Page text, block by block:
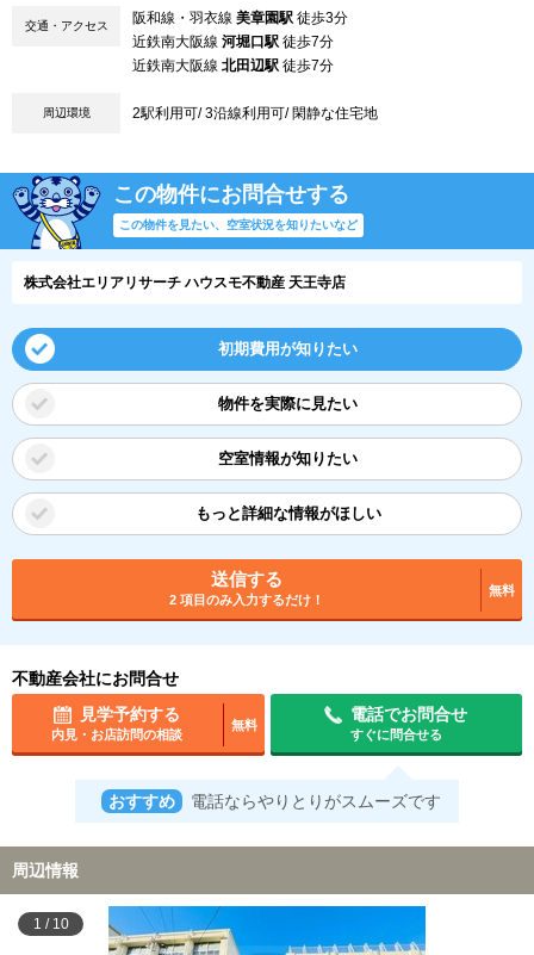
交通・アクセス 阪和線・羽衣線 美章園駅 徒歩3分
近鉄南大阪線 河堀口駅 徒歩7分
近鉄南大阪線 北田辺駅 徒歩7分
周辺環境 2駅利用可/ 3沿線利用可/ 閑静な住宅地
この物件にお問合せする
この物件を見たい、空室状況を知りたいなど
株式会社エリアリサーチ ハウスモ不動産 天王寺店
初期費用が知りたい
物件を実際に見たい
空室情報が知りたい
もっと詳細な情報がほしい
送信する
2 項目のみ入力するだけ！
無料
不動産会社にお問合せ
見学予約する
内見・お店訪問の相談
無料
電話でお問合せ
すぐに問合せる
おすすめ 電話ならやりとりがスムーズです
周辺情報
1 / 10